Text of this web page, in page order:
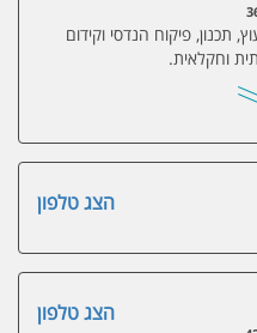
תכנון, פיקוח הנדסי וקידום
וחקלאית.
הצג טלפון
הצג טלפון